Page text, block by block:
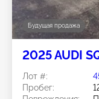
Будущая продажа
2025 AUDI
Лот #:
Пробег: